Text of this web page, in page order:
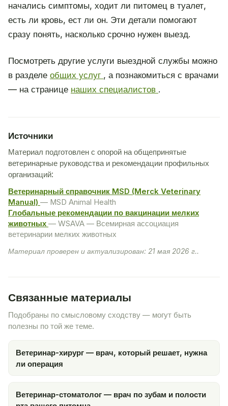
начались симптомы, ходит ли питомец в туалет,
есть ли кровь, ест ли он. Эти детали помогают
сразу понять, насколько срочно нужен выезд.
Посмотреть другие услуги выездной службы можно
в разделе общих услуг , а познакомиться с врачами
— на странице наших специалистов .
Источники
Материал подготовлен с опорой на общепринятые
ветеринарные руководства и рекомендации профильных
организаций:
Ветеринарный справочник MSD (Merck Veterinary
Manual) — MSD Animal Health
Глобальные рекомендации по вакцинации мелких
животных — WSAVA — Всемирная ассоциация
ветеринарии мелких животных
Материал проверен и актуализирован: 21 мая 2026 г..
Связанные материалы
Подобраны по смысловому сходству — могут быть
полезны по той же теме.
Ветеринар-хирург — врач, который решает, нужна
ли операция
Ветеринар-стоматолог — врач по зубам и полости